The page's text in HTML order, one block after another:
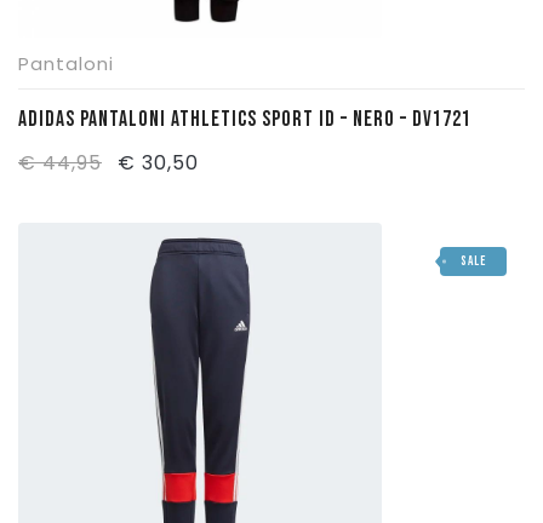
Pantaloni
ADIDAS PANTALONI ATHLETICS SPORT ID – NERO – DV1721
€44,95
Il
originale
era:
€ 44,95.
€ 30,50
attuale
è:
€ 30,50.
SALE